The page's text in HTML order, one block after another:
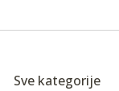
Sve kategorije